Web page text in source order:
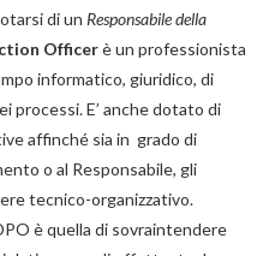
di un Responsabile della
Officerè un professionista
informatico, giuridico, di
processi. E’ anche dotato di
affinché sia in grado di
o al Responsabile, gli
tecnico-organizzativo.
è quella di sovraintendere